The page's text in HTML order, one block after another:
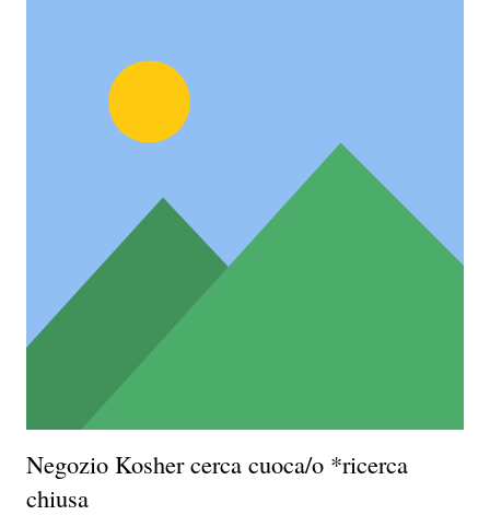
Negozio Kosher cerca cuoca/o *ricerca
chiusa